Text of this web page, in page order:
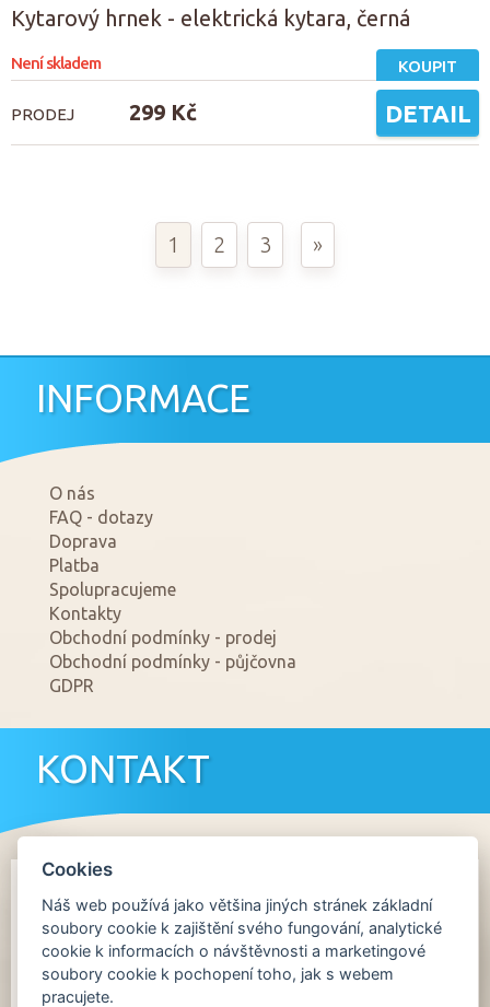
Kytarový hrnek - elektrická kytara, černá
Není skladem KOUPIT
PRODEJ 299 Kč DETAIL
1 2 3 »
INFORMACE
O nás
FAQ - dotazy
Doprava
Platba
Spolupracujeme
Kontakty
Obchodní podmínky - prodej
Obchodní podmínky - půjčovna
GDPR
KONTAKT
Prodejna Pardubice
PONDĚLÍ až PÁTEK 08:00 - 18:00 hod.
SOBOTA 09:00 - 16:00 hod
Cookies
Náš web používá jako většina jiných stránek základní
soubory cookie k zajištění svého fungování, analytické
cookie k informacích o návštěvnosti a marketingové
soubory cookie k pochopení toho, jak s webem
pracujete.